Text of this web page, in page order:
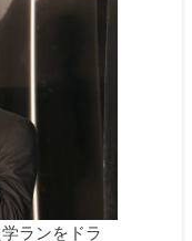
ランをドラ